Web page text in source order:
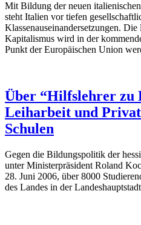
Mit Bildung der neuen
steht Italien vor tiefen
Klassenauseinandersetzungen.
Kapitalismus wird in der
Punkt der Europäischen Union
Über “Hilfslehrer zu
Leiharbeit und
Schulen
Gegen die Bildungspolitik der
unter Ministerpräsident Roland
28. Juni 2006, über 8000
des Landes in der